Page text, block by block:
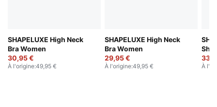
SHAPELUXE High Neck
Bra Women
30,95 €
À l'origine:49,95 €
SHAPELUXE High Neck
Bra Women
29,95 €
À l'origine:49,95 € À